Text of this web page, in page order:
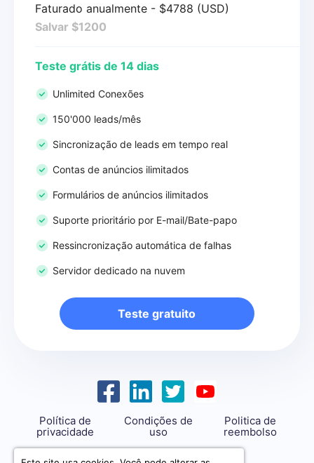
Faturado anualmente - $4788 (USD)
Salvar $1200
Teste grátis de 14 dias
Unlimited Conexões
150'000 leads/mês
Sincronização de leads em tempo real
Contas de anúncios ilimitados
Formulários de anúncios ilimitados
Suporte prioritário por E-mail/Bate-papo
Ressincronização automática de falhas
Servidor dedicado na nuvem
Teste gratuito
Política de
privacidade
Condições de
uso
Politica de
reembolso
support@savemyleads.com